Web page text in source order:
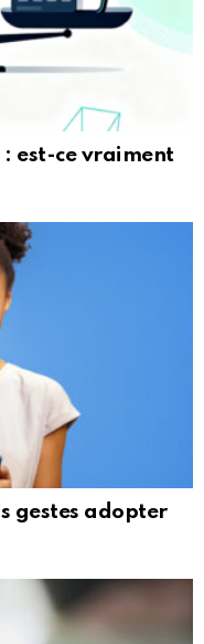
est-ce vraiment
gestes adopter